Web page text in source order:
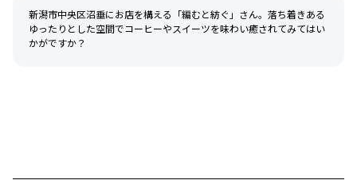
新潟市中央区沼垂にお店を構える「編むと紡ぐ」さん。落ち着きある
ゆったりとした空間でコーヒーやスイーツを味わい癒されてみてはい
かがですか？